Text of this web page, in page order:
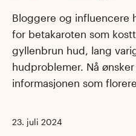
Bloggere og influencere
for betakaroten som
gyllenbrun hud, lang
hudproblemer. Nå
informasjonen som
23. juli 2024